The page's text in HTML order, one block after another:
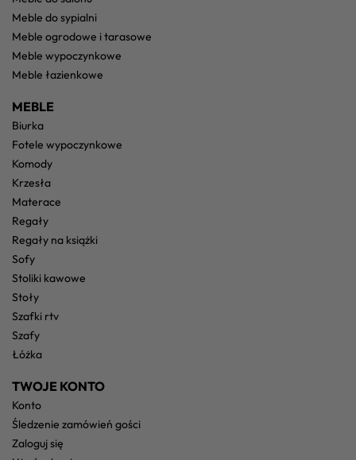
meble do sypialni
meble ogrodowe i tarasowe
meble wypoczynkowe
meble łazienkowe
MEBLE
biurka
fotele wypoczynkowe
komody
krzesła
materace
regały
regały na książki
sofy
stoliki kawowe
stoły
szafki rtv
szafy
łóżka
TWOJE KONTO
konto
śledzenie zamówień gości
zaloguj się